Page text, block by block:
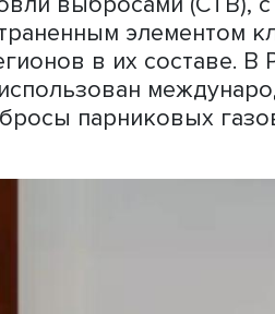
была принята
Российской
до 2050 года.
газов на
российской
к этим целям
выбросов